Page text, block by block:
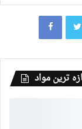
ترین مواد